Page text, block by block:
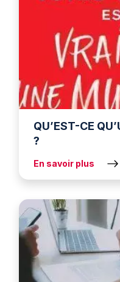
QU’EST-CE
?
En savoir plus